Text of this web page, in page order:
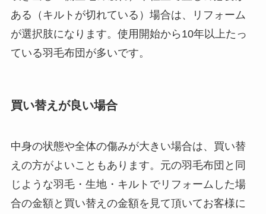
ある（キルトが切れている）場合は、リフォーム
が選択肢になります。使用開始から10年以上たっ
ている羽毛布団が多いです。
買い替えが良い場合
中身の状態や全体の傷みが大きい場合は、買い替
えの方がよいこともあります。元の羽毛布団と同
じような羽毛・生地・キルトでリフォームした場
合の金額と買い替えの金額を見て頂いてお客様に